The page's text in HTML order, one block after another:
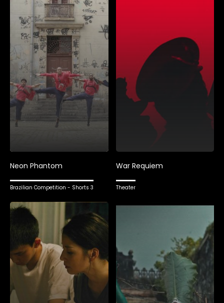
Neon Phantom
Brazilian Competition - Shorts 3
War Requiem
Theater